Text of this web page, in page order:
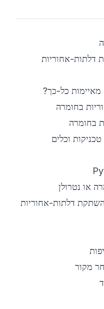
דלתות-אחוריות
מאיימות כל-כך?
בחומרה
בחומרה
וכלים
או נטרולן
דלתות-אחוריות
מקור